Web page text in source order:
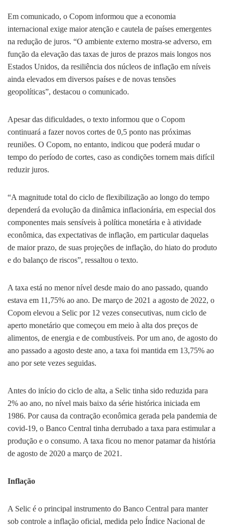
Em comunicado, o Copom informou que a economia
internacional exige maior atenção e cautela de países emergentes
na redução de juros. “O ambiente externo mostra-se adverso, em
função da elevação das taxas de juros de prazos mais longos nos
Estados Unidos, da resiliência dos núcleos de inflação em níveis
ainda elevados em diversos países e de novas tensões
geopolíticas”, destacou o comunicado.
Apesar das dificuldades, o texto informou que o Copom
continuará a fazer novos cortes de 0,5 ponto nas próximas
reuniões. O Copom, no entanto, indicou que poderá mudar o
tempo do período de cortes, caso as condições tornem mais difícil
reduzir juros.
“A magnitude total do ciclo de flexibilização ao longo do tempo
dependerá da evolução da dinâmica inflacionária, em especial dos
componentes mais sensíveis à política monetária e à atividade
econômica, das expectativas de inflação, em particular daquelas
de maior prazo, de suas projeções de inflação, do hiato do produto
e do balanço de riscos”, ressaltou o texto.
A taxa está no menor nível desde maio do ano passado, quando
estava em 11,75% ao ano. De março de 2021 a agosto de 2022, o
Copom elevou a Selic por 12 vezes consecutivas, num ciclo de
aperto monetário que começou em meio à alta dos preços de
alimentos, de energia e de combustíveis. Por um ano, de agosto do
ano passado a agosto deste ano, a taxa foi mantida em 13,75% ao
ano por sete vezes seguidas.
Antes do início do ciclo de alta, a Selic tinha sido reduzida para
2% ao ano, no nível mais baixo da série histórica iniciada em
1986. Por causa da contração econômica gerada pela pandemia de
covid-19, o Banco Central tinha derrubado a taxa para estimular a
produção e o consumo. A taxa ficou no menor patamar da história
de agosto de 2020 a março de 2021.
Inflação
A Selic é o principal instrumento do Banco Central para manter
sob controle a inflação oficial, medida pelo Índice Nacional de